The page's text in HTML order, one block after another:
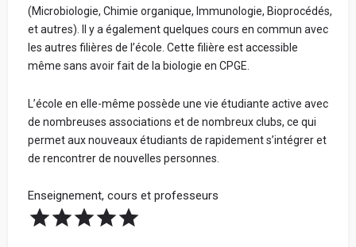
(Microbiologie, Chimie organique, Immunologie, Bioprocédés,
et autres). Il y a également quelques cours en commun avec
les autres filières de l’école. Cette filière est accessible
même sans avoir fait de la biologie en CPGE.
L’école en elle-même possède une vie étudiante active avec
de nombreuses associations et de nombreux clubs, ce qui
permet aux nouveaux étudiants de rapidement s’intégrer et
de rencontrer de nouvelles personnes.
Enseignement, cours et professeurs